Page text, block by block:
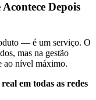
Depois
— é um serviço. O
mas na gestão
ao nível máximo.
em todas as redes